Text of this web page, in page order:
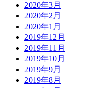
2020年3月
2020年2月
2020年1月
2019年12月
2019年11月
2019年10月
2019年9月
2019年8月